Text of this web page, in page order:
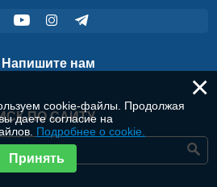
Напишите нам
ПО САЙТУ
×
cookie-файлы. Продолжая
даете согласие на
Подробнее о cookie.
Принять